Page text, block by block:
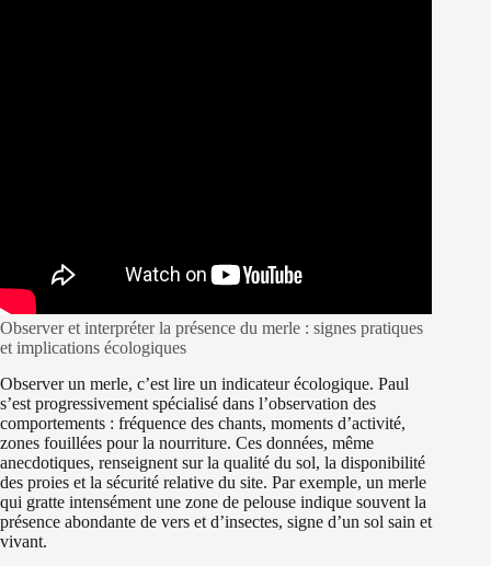
Observer et interpréter la présence du merle : signes pratiques
et implications écologiques
Observer un merle, c’est lire un indicateur écologique. Paul
s’est progressivement spécialisé dans l’observation des
comportements : fréquence des chants, moments d’activité,
zones fouillées pour la nourriture. Ces données, même
anecdotiques, renseignent sur la qualité du sol, la disponibilité
des proies et la sécurité relative du site. Par exemple, un merle
qui gratte intensément une zone de pelouse indique souvent la
présence abondante de vers et d’insectes, signe d’un sol sain et
vivant.